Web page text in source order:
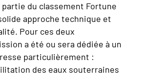
du classement Fortune
approche technique et
Pour ces deux
a été ou sera dédiée à un
particulièrement :
des eaux souterraines